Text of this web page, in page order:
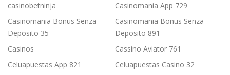
casinobetninja
Casinomania App 729
Casinomania Bonus Senza
Deposito 35
Casinomania Bonus Senza
Deposito 891
Casinos
Cassino Aviator 761
Celuapuestas App 821
Celuapuestas Casino 32